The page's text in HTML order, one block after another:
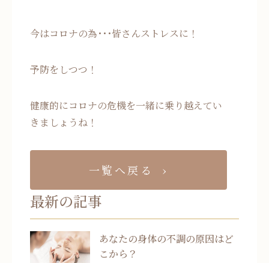
今はコロナの為･･･皆さんストレスに！
予防をしつつ！
健康的にコロナの危機を一緒に乗り越えてい
きましょうね！
一覧へ戻る
最新の記事
あなたの身体の不調の原因はど
こから？